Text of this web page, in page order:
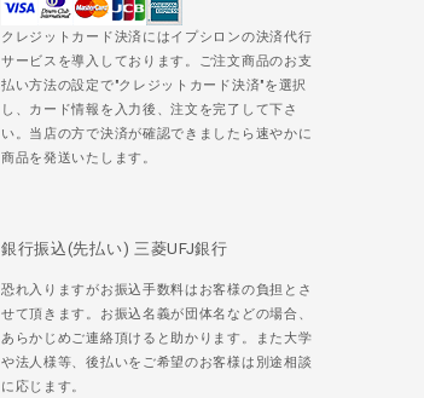
クレジットカード決済にはイプシロンの決済代行
サービスを導入しております。ご注文商品のお支
払い方法の設定で"クレジットカード決済"を選択
し、カード情報を入力後、注文を完了して下さ
い。当店の方で決済が確認できましたら速やかに
商品を発送いたします。
銀行振込(先払い) 三菱UFJ銀行
恐れ入りますがお振込手数料はお客様の負担とさ
せて頂きます。お振込名義が団体名などの場合、
あらかじめご連絡頂けると助かります。また大学
や法人様等、後払いをご希望のお客様は別途相談
に応じます。